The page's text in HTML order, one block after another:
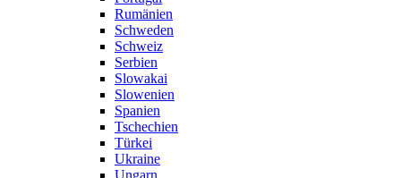
Rumänien
Schweden
Schweiz
Serbien
Slowakai
Slowenien
Spanien
Tschechien
Türkei
Ukraine
Ungarn